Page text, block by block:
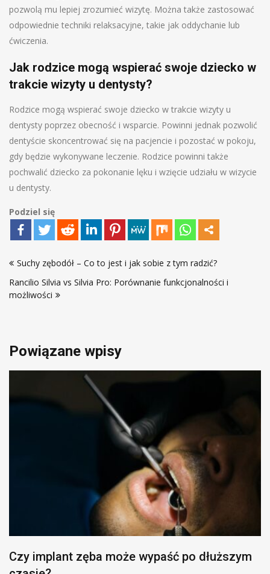
pozwolą mu lepiej zrozumieć wizytę. Można także zastosować
odpowiednie techniki relaksacyjne, takie jak oddychanie lub
ćwiczenia.
Jak rodzice mogą wspierać swoje dziecko w
trakcie wizyty u dentysty?
Rodzice mogą wspierać swoje dziecko w trakcie wizyty u
dentysty poprzez obecność i wsparcie. Powinni jednak pozwolić
dentyście skoncentrować się na pacjencie i pozostać w pokoju,
gdy będzie wykonywane leczenie. Rodzice powinni także
pochwalić dziecko za pokonanie lęku i wzięcie udziału w wizycie
u dentysty.
Podziel się
wpisu
Suchy zębodół – Co to jest i jak sobie z tym radzić?
Rancilio Silvia vs Silvia Pro: Porównanie funkcjonalności i
możliwości
Powiązane wpisy
Czy implant zęba może wypaść po dłuższym